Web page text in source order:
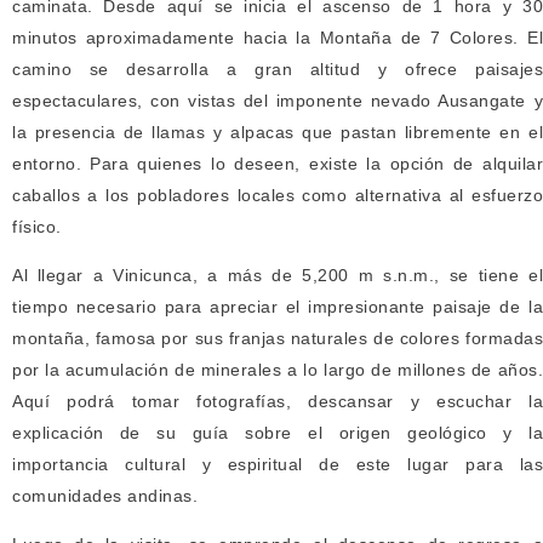
caminata. Desde aquí se inicia el ascenso de 1 hora y 30
minutos aproximadamente hacia la Montaña de 7 Colores. El
camino se desarrolla a gran altitud y ofrece paisajes
espectaculares, con vistas del imponente nevado Ausangate y
la presencia de llamas y alpacas que pastan libremente en el
entorno. Para quienes lo deseen, existe la opción de alquilar
caballos a los pobladores locales como alternativa al esfuerzo
físico.
Al llegar a Vinicunca, a más de 5,200 m s.n.m., se tiene el
tiempo necesario para apreciar el impresionante paisaje de la
montaña, famosa por sus franjas naturales de colores formadas
por la acumulación de minerales a lo largo de millones de años.
Aquí podrá tomar fotografías, descansar y escuchar la
explicación de su guía sobre el origen geológico y la
importancia cultural y espiritual de este lugar para las
comunidades andinas.